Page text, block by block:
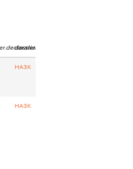
dossier.declarations.source
НАЗК
НАЗК